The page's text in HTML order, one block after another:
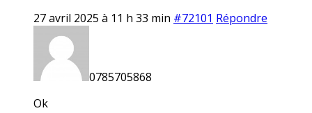
27 avril 2025 à 11 h 33 min #72101 Répondre
0785705868
Ok